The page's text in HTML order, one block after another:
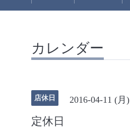
カレンダー
店休日 2016-04-11 (月)
定休日